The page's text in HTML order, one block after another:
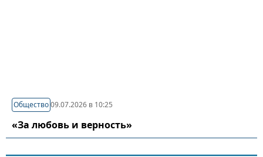
Общество09.07.2026 в 10:25
«За любовь и верность»